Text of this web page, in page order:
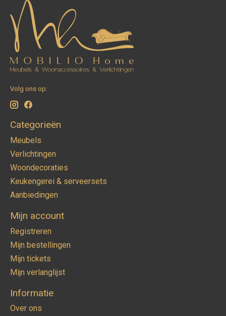
Volg ons op:
Categorieën
Meubels
Verlichtingen
Woondecoraties
Keukengerei & serveersets
Aanbiedingen
Mijn account
Registreren
Mijn bestellingen
Mijn tickets
Mijn verlanglijst
Informatie
Over ons